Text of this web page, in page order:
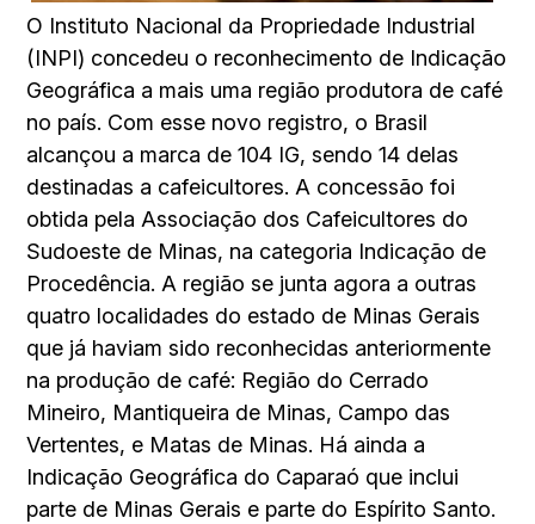
O Instituto Nacional da Propriedade Industrial
(INPI) concedeu o reconhecimento de Indicação
Geográfica a mais uma região produtora de café
no país. Com esse novo registro, o Brasil
alcançou a marca de 104 IG, sendo 14 delas
destinadas a cafeicultores. A concessão foi
obtida pela Associação dos Cafeicultores do
Sudoeste de Minas, na categoria Indicação de
Procedência. A região se junta agora a outras
quatro localidades do estado de Minas Gerais
que já haviam sido reconhecidas anteriormente
na produção de café: Região do Cerrado
Mineiro, Mantiqueira de Minas, Campo das
Vertentes, e Matas de Minas. Há ainda a
Indicação Geográfica do Caparaó que inclui
parte de Minas Gerais e parte do Espírito Santo.